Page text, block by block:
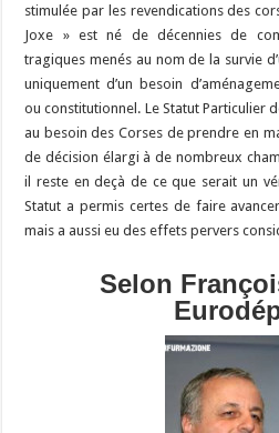
stimulée par les revendications des
Joxe » est né de décennies de
tragiques menés au nom de la survie
uniquement d’un besoin
ou constitutionnel. Le Statut Particulier
au besoin des Corses de prendre en
de décision élargi à de nombreux
il reste en deçà de ce que serait un
Statut a permis certes de faire
mais a aussi eu des effets pervers
Selon